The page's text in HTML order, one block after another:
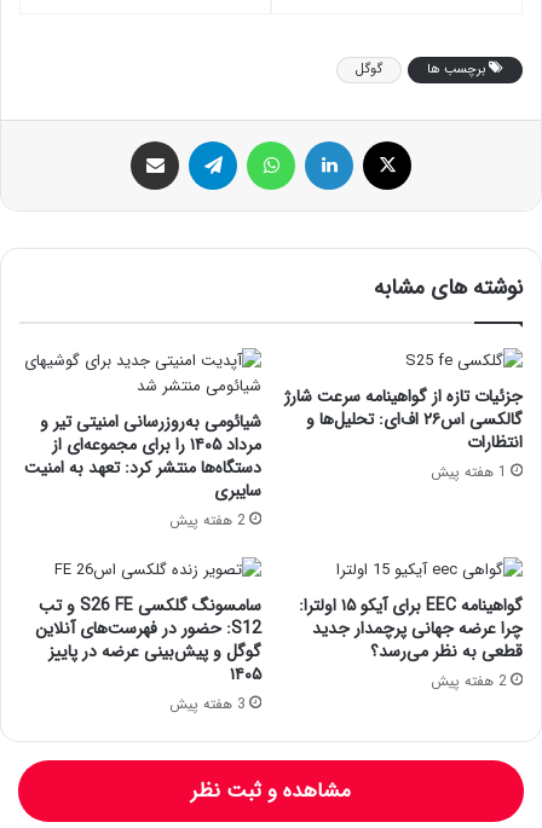
برچسب ها گوگل
ایکس لینکداین تلگرام
نوشته های مشابه
جزئیات تازه از گواهینامه سرعت شارژ
گالکسی اس۲۶ اف‌ای: تحلیل‌ها و
انتظارات
1 هفته پیش
شیائومی به‌روزرسانی امنیتی تیر و
مرداد ۱۴۰۵ را برای مجموعه‌ای از
دستگاه‌ها منتشر کرد: تعهد به امنیت
سایبری
2 هفته پیش
گواهینامه EEC برای آیکو ۱۵ اولترا:
چرا عرضه جهانی پرچمدار جدید
قطعی به نظر می‌رسد؟
2 هفته پیش
سامسونگ گلکسی S26 FE و تب
S12: حضور در فهرست‌های آنلاین
گوگل و پیش‌بینی عرضه در پاییز
۱۴۰۵
3 هفته پیش
مشاهده و ثبت نظر